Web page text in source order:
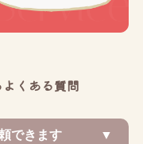
くある質問
できます